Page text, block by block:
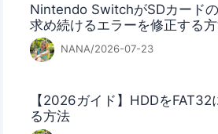
Nintendo SwitchがSDカード
求め続けるエラーを修正する
NANA/2026-07-23
【2026ガイド】HDDを
る方法